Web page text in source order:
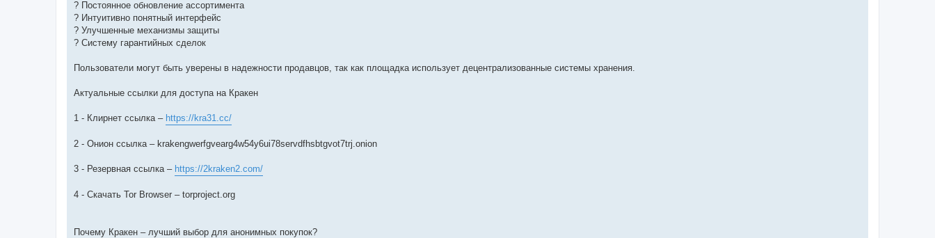
? Постоянное обновление ассортимента
? Интуитивно понятный интерфейс
? Улучшенные механизмы защиты
? Систему гарантийных сделок
Пользователи могут быть уверены в надежности продавцов, так как площадка использует децентрализованные системы хранения.
Актуальные ссылки для доступа на Кракен
1 - Клирнет ссылка – https://kra31.cc/
2 - Онион ссылка – krakengwerfgvearg4w54y6ui78servdfhsbtgvot7trj.onion
3 - Резервная ссылка – https://2kraken2.com/
4 - Скачать Tor Browser – torproject.org
Почему Кракен – лучший выбор для анонимных покупок?